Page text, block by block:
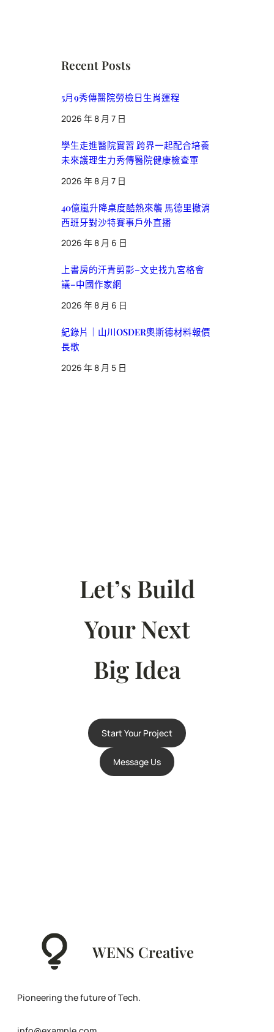
Recent Posts
5月9秀傳醫院勞檢日生肖運程
2026 年 8 月 7 日
學生走進醫院實習 跨界一起配合培養
未來護理生力秀傳醫院健康檢查軍
2026 年 8 月 7 日
40億嵐升降桌度酷熱來襲 馬德里撤消
西班牙對沙特賽事戶外直播
2026 年 8 月 6 日
上書房的汗青剪影–文史找九宮格會
議–中國作家網
2026 年 8 月 6 日
紀錄片｜山川OSDER奧斯德材料報價
長歌
2026 年 8 月 5 日
Let’s Build
Your Next
Big Idea
Start Your Project
Message Us
WENS Creative
Pioneering the future of Tech.